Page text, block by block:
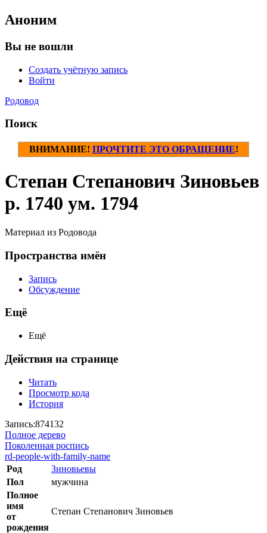
Аноним
Вы не вошли
Создать учётную запись
Войти
Родовод
Поиск
ВНИМАНИЕ! ПРОЧТИТЕ ЭТО ОБРАЩЕНИЕ!
Степан Степанович Зиновьев
р. 1740 ум. 1794
Материал из Родовода
Пространства имён
Запись
Обсуждение
Ещё
Ещё
Действия на странице
Читать
Просмотр кода
История
Запись:874132
Полное дерево
Поколенная роспись
rd-people-with-family-name
Род
Зиновьевы
Пол
мужчина
Полное
имя
от
рождения
Степан Степанович Зиновьев